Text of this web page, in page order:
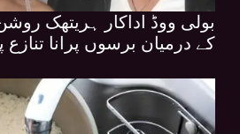
بولی ووڈ اداکار ہریتھک
کے درمیان برسوں پرانا تنازع